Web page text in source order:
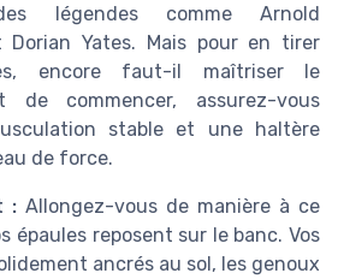
légendes comme Arnold
Dorian Yates. Mais pour en tirer
encore faut-il maîtriser le
de commencer, assurez-vous
stable et une haltère
de force.
: Allongez-vous de manière à ce
épaules reposent sur le banc. Vos
ancrés au sol, les genoux